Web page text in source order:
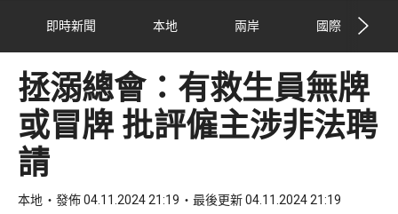
即時新聞 本地 兩岸 國際
拯溺總會：有救生員無牌
或冒牌 批評僱主涉非法聘
請
本地 發佈 04.11.2024 21:19 最後更新 04.11.2024 21:19